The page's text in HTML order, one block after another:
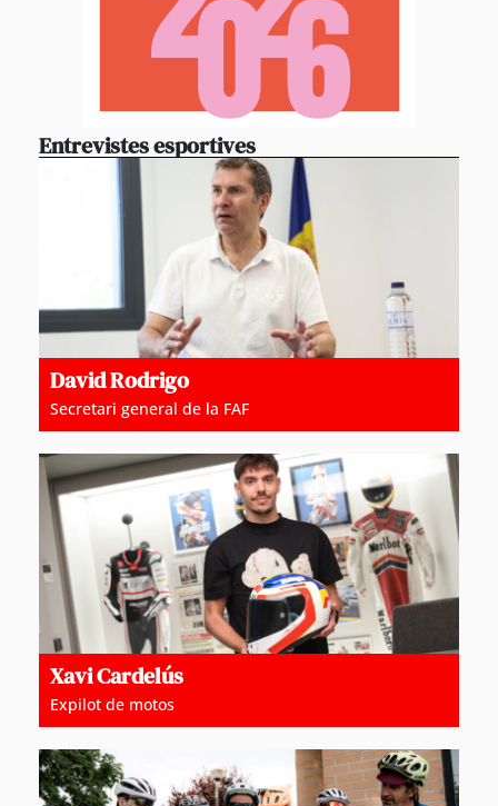
Entrevistes esportives
David Rodrigo
Secretari general de la FAF
Xavi Cardelús
Expilot de motos